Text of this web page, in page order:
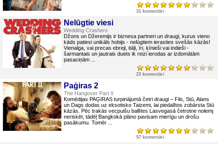
31 komentāri
Nelūgtie viesi
Wedding Crashers
Džons un Džeremijs ir biznesa partneri un draugi, kurus vieno
kāds patiesi unikāls hobijs - nelūgtiem ierasties svešās kāzās!
Vienalga, vai precas ebreji, itāļi, īri, ķīnieši vai indieši -
šarmantais un jautrais duets ik reizi ierodas ar izdomātām
pasaciņām ...
23 komentāri
Paģiras 2
The Hangover Part II
Komēdijas PAĢIRAS turpinājumā četri draugi – Fils, Stū, Alans
un Dags dodas uz eksotisko Taizemi, lai piedalītos zobārsta Stū
kāzās. Pēc trakās vecpuišu ballītes Lasvegasā četrotne nolemj
neriskēt, tādēļ Bangkokā plāno pavisam mierīgu un drošu
pasākumu. Tomēr ...
57 komentāri